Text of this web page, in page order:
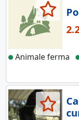
Animale ferma